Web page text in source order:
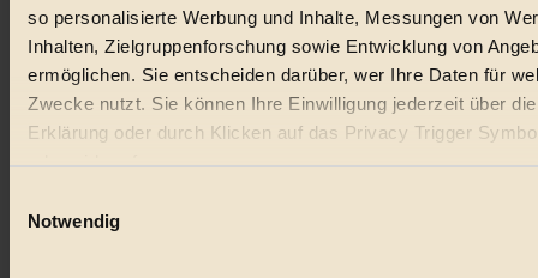
so personalisierte Werbung und Inhalte, Messungen von
Inhalten, Zielgruppenforschung sowie Entwicklung von
ermöglichen. Sie entscheiden darüber, wer Ihre Daten für
Zwecke nutzt. Sie können Ihre Einwilligung jederzeit über
Erklärung oder durch Klicken auf das Privacy Trigger
oder widerrufen
Wenn Sie es erlauben, würden wir auch gerne:
Notwendig
Der BIORAMA-Newsletter
Erhalte in regelmäßigen Abständen die aktuellsten Artikel,